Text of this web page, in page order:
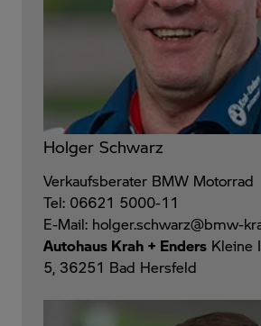
Holger Schwarz
Verkaufsberater BMW Motorrad
Tel: 06621 5000-11
E-Mail: holger.schwarz@bmw-
Autohaus Krah + Enders Kleine
5, 36251 Bad Hersfeld